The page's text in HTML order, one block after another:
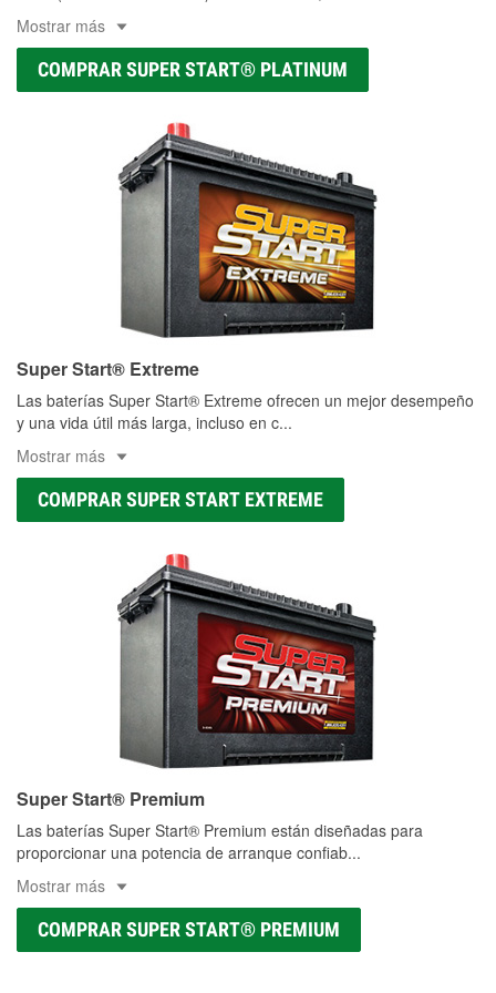
Mostrar más
COMPRAR SUPER START® PLATINUM
Super Start® Extreme
Las baterías Super Start® Extreme ofrecen un mejor desempeño
y una vida útil más larga, incluso en c...
Mostrar más
COMPRAR SUPER START EXTREME
Super Start® Premium
Las baterías Super Start® Premium están diseñadas para
proporcionar una potencia de arranque confiab...
Mostrar más
COMPRAR SUPER START® PREMIUM